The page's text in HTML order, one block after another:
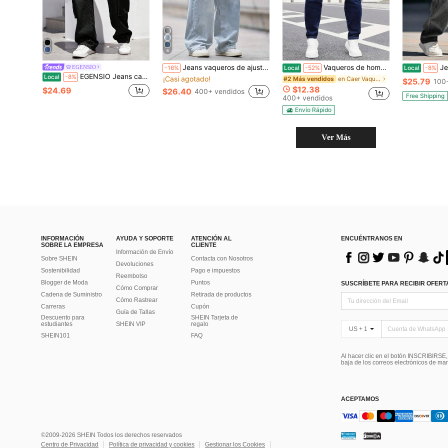
EGENSIO
Local -8% EGENSIO Jeans casuales para hombre con bolsillo con solapa en el lateral
$24.69
6
-16% Jeans vaqueros de ajuste holgado y casual de color azul claro para hombres
¡Casi agotado!
$26.40 400+ vendidos
Local -52% Vaqueros de hombre con diseño sencillo de bolsillo delantero, ideales para el día a día, de color liso, corte ajustado y lavado largo. Un regalo perfecto para marido o novio. Un básico para el día a día. Estilo minimalista, ajuste clásico y cómodo, costuras de alta calidad. Ropa básica para hombre, apto para parejas y versátil para el uso diario.
#2 Más vendidos en Caer Vaqueros de hombre
$12.38
400+ vendidos
Envío Rápido
Local -8% Jeans
$25.79
Free Shipping
Ver Más
INFORMACIÓN
SOBRE LA EMPRESA
Sobre SHEIN
Sostenibilidad
Blogger de Moda
Cadena de Suministro
Carreras
Descuento para
estudiantes
SHEIN101
AYUDA Y SOPORTE
Información de Envío
Devoluciones
Reembolso
Cómo Comprar
Cómo Rastrear
Guía de Tallas
SHEIN VIP
ATENCIÓN AL
CLIENTE
Contacta con Nosotros
Pago e impuestos
Puntos
Retirada de productos
Cupón
SHEIN Tarjeta de
regalo
FAQ
ENCUÉNTRANOS EN
SUSCRÍBETE PARA RECIBIR
US + 1
Al hacer clic en el botón
baja de los correos electrónicos de
ACEPTAMOS
©2009-2026 SHEIN Todos los derechos reservados
Centro de Privacidad
Política de privacidad y cookies Gestionar los Cookies